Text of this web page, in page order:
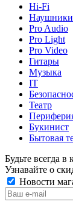
Hi-Fi
Наушники
Pro Audio
Pro Light
Pro Video
Гитары
Музыка
IT
Театр
Букинист
Бытовая
Будьте всегда в
Узнавайте о
Новости